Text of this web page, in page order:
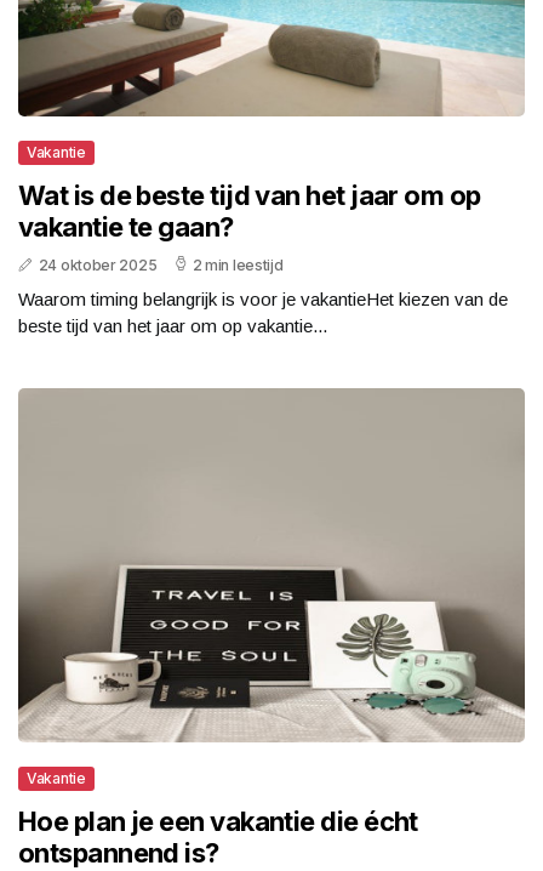
Vakantie
Wat is de beste tijd van het jaar om op
vakantie te gaan?
24 oktober 2025 2 min leestijd
Waarom timing belangrijk is voor je vakantieHet kiezen van de
beste tijd van het jaar om op vakantie...
Vakantie
Hoe plan je een vakantie die écht
ontspannend is?